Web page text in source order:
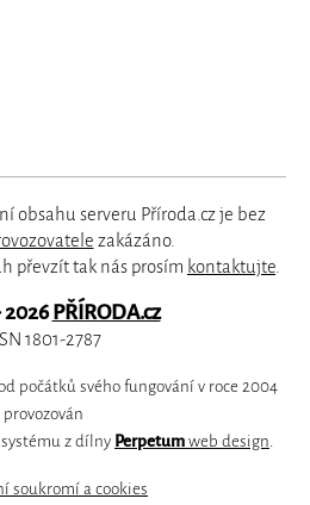
obsahu serveru Příroda.cz je bez
zakázáno.
převzít tak nás prosím kontaktujte.
2026PŘÍRODA.cz
1801-2787
počátků svého fungování v roce 2004
provozován
z dílny Perpetum web design
soukromí a cookies